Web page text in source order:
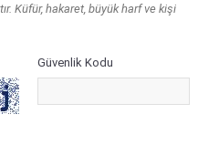
Küfür, hakaret, büyük harf ve kişi
Güvenlik Kodu